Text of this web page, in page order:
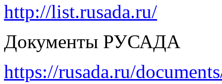
http://list.rusada.ru/
Документы РУСАДА
https://rusada.ru/